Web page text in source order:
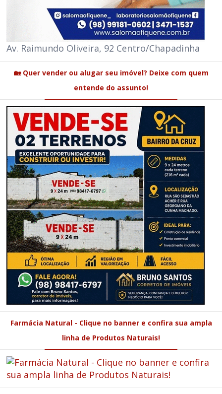
Av. Raimundo Oliveira, 92 Centro/Chapadinha
🏡 Quer vender ou alugar seu imóvel? Deixe com quem
entende do assunto!
Farmácia Natural - Clique no banner e confira sua ampla
linha de Produtos Naturais!